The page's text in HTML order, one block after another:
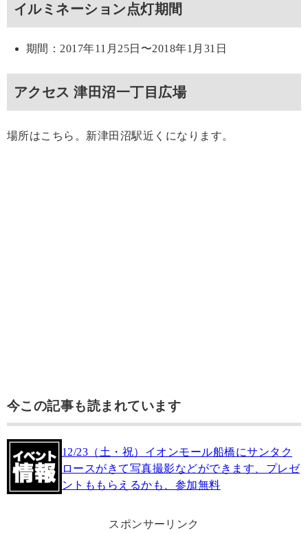
イルミネーション点灯期間
期間：2017年11月25日〜2018年1月31日
アクセス 津田沼一丁目広場
場所はこちら。新津田沼駅近くになります。
今この記事も読まれています
12/23（土・祝）イオンモール船橋にサンタク
ロースがきて写真撮影などができます、プレゼ
ントももらえるかも、参加無料
スポンサーリンク